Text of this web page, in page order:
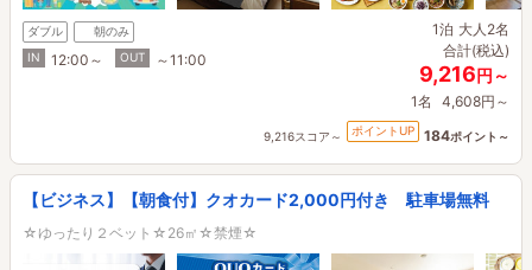
ダブル
朝のみ
IN
12:00～ OUT ～11:00
1泊 大人2名
合計(税込)
9,216円～
1名 4,608円～
9,216スコア～ ポイントUP 184ポイント～
【ビジネス】【朝食付】クオカード2,000円付き 駐車場無料
☆ゆったり２ベット☆26㎡☆禁煙☆